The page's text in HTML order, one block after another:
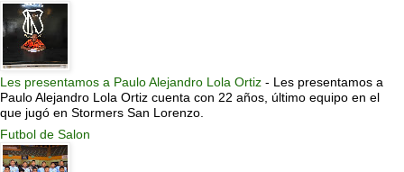
Les presentamos a Paulo Alejandro Lola Ortiz - Les presentamos a
Paulo Alejandro Lola Ortiz cuenta con 22 años, último equipo en el
que jugó en Stormers San Lorenzo.
Futbol de Salon